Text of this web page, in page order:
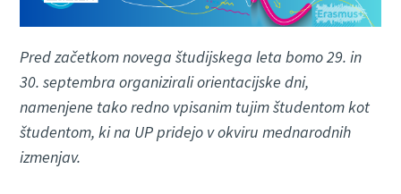
Pred začetkom novega študijskega leta bomo 29. in
30. septembra organizirali orientacijske dni,
namenjene tako redno vpisanim tujim študentom kot
študentom, ki na UP pridejo v okviru mednarodnih
izmenjav.